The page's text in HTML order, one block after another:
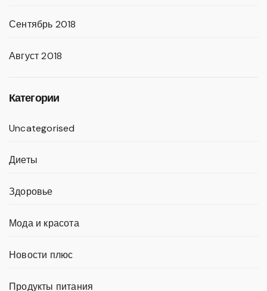
Сентябрь 2018
Август 2018
Категории
Uncategorised
Диеты
Здоровье
Мода и красота
Новости плюс
Продукты питания